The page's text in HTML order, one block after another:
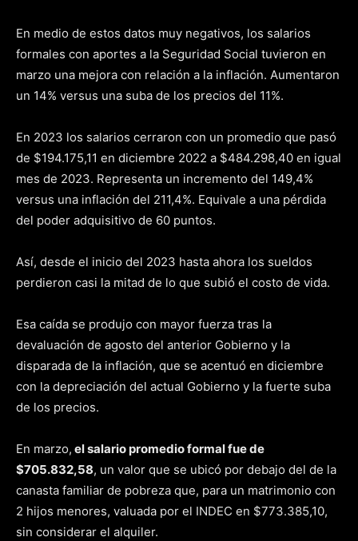
En medio de estos datos muy negativos, los salarios
formales con aportes a la Seguridad Social tuvieron en
marzo una mejora con relación a la inflación. Aumentaron
un 14% versus una suba de los precios del 11%.
En 2023 los salarios cerraron con un promedio que pasó
de $194.175,11 en diciembre 2022 a $484.298,40 en igual
mes de 2023. Representa un incremento del 149,4%
versus una inflación del 211,4%. Equivale a una pérdida
del poder adquisitivo de 60 puntos.
Así, desde el inicio del 2023 hasta ahora los sueldos
perdieron casi la mitad de lo que subió el costo de vida.
Esa caída se produjo con mayor fuerza tras la
devaluación de agosto del anterior Gobierno y la
disparada de la inflación, que se acentuó en diciembre
con la depreciación del actual Gobierno y la fuerte suba
de los precios.
En marzo, el salario promedio formal fue de
$705.832,58, un valor que se ubicó por debajo del de la
canasta familiar de pobreza que, para un matrimonio con
2 hijos menores, valuada por el INDEC en $773.385,10,
sin considerar el alquiler.